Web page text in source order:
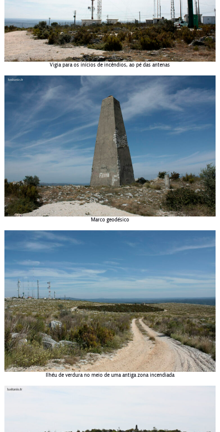
Vigia para os inícios de incêndios, ao pé das antenas
Marco geodésico
Ilhéu de verdura no meio de uma antiga zona incendiada